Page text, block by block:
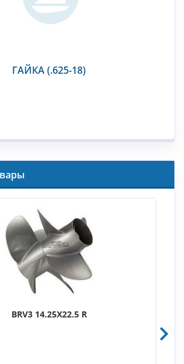
ГАЙКА (.625-18)
BRV3 14.25X22.5 R